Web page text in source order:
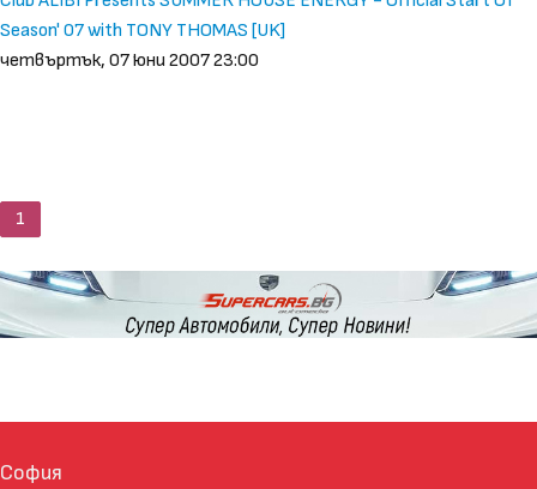
Season' 07 with TONY THOMAS [UK]
четвъртък, 07 юни 2007 23:00
1
София